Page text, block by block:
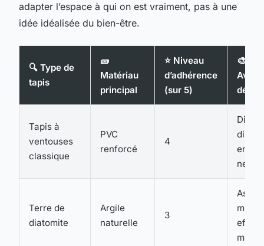
adapter l’espace à qui on est vraiment, pas à une
idée idéalisée du bien-être.
🔍 Type de
tapis
🧱
Matériau
principal
⭐ Niveau
d’adhérence
(sur 5)
🎨
déco
Tapis à
ventouses
classique
PVC
renforcé
4
en
Terre de
diatomite
Argile
naturelle
3
effet